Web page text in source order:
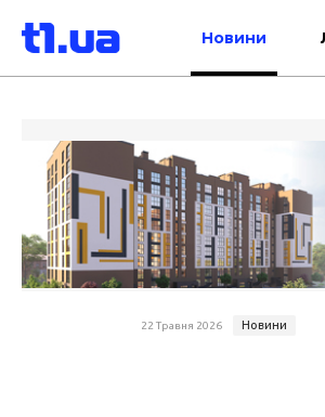
Новини
22 Травня 2026 Новини